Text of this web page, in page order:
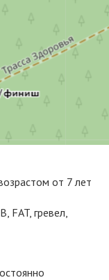
от 7 лет
FAT, гревел,